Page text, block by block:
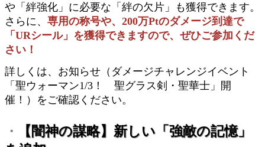
や「絆強化」に必要な「絆の欠片」も獲得できます。
さらに、 専用の称号や、200万Ptのダメージ到達で
「URシール」を獲得できますので、ぜひご参加くだ
さい！
詳しくは、お知らせ（ダメージチャレンジイベント
「聖ウォーマン1/3！ 聖グラス剣・聖華士」開
催！）をご確認ください。
・
【闇神の謀略】新しい「強敵の記憶」